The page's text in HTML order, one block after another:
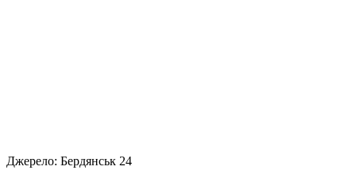
Джерело: Бердянськ 24